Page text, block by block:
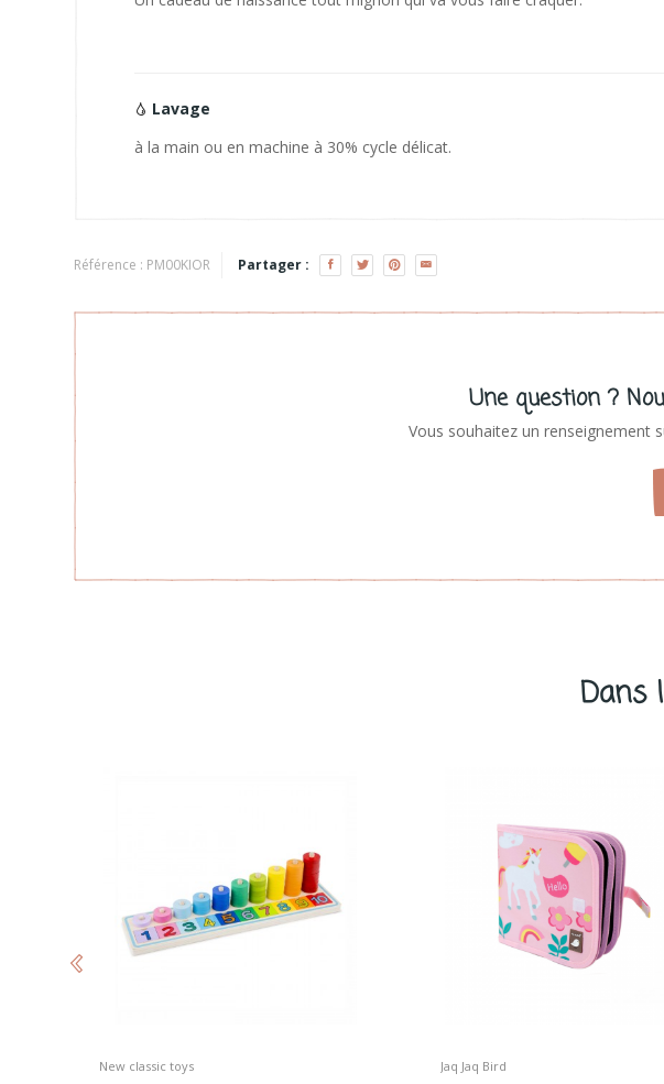
Lavage
à la main ou en machine à 30% cycle délicat.
Référence : PM00KIOR Partager :
Une question ?
Vous souhaitez un renseignement
Dans
New classic toys Jaq Jaq Bird